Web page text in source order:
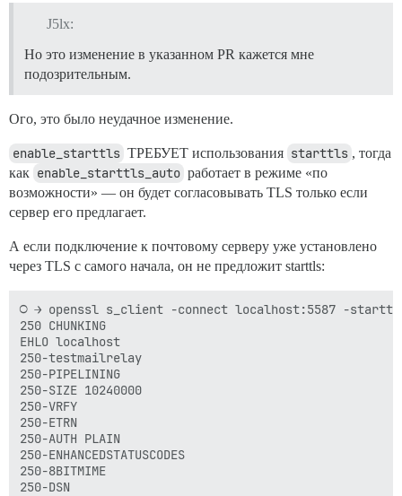
J5lx:
Но это изменение в указанном PR кажется мне
подозрительным.
Ого, это было неудачное изменение.
enable_starttls ТРЕБУЕТ использования starttls , тогда
как enable_starttls_auto работает в режиме «по
возможности» — он будет согласовывать TLS только если
сервер его предлагает.
А если подключение к почтовому серверу уже установлено
через TLS с самого начала, он не предложит starttls:
○ → openssl s_client -connect localhost:5587 -
250 CHUNKING
EHLO localhost
250-testmailrelay
250-PIPELINING
250-SIZE 10240000
250-VRFY
250-ETRN
250-AUTH PLAIN
250-ENHANCEDSTATUSCODES
250-8BITMIME
250-DSN